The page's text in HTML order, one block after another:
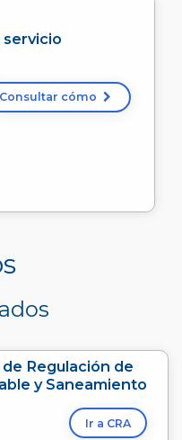
Consultar cómo
Regulación de
y Saneamiento
Ir a CRA